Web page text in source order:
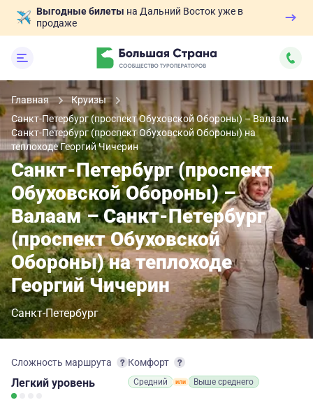
Выгодные билеты на Дальний Восток уже в
продаже
Главная
Круизы
Санкт-Петербург (проспект Обуховской Обороны) – Валаам –
Санкт-Петербург (проспект Обуховской Обороны) на
теплоходе Георгий Чичерин
Санкт-Петербург (проспект
Обуховской Обороны) –
Валаам – Санкт-Петербург
(проспект Обуховской
Обороны) на теплоходе
Георгий Чичерин
Санкт-Петербург
Сложность маршрута
Легкий уровень
Комфорт
Средний Выше среднего